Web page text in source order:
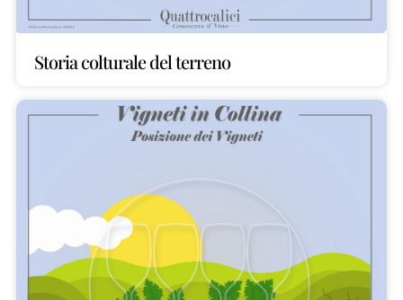
Storia colturale del terreno